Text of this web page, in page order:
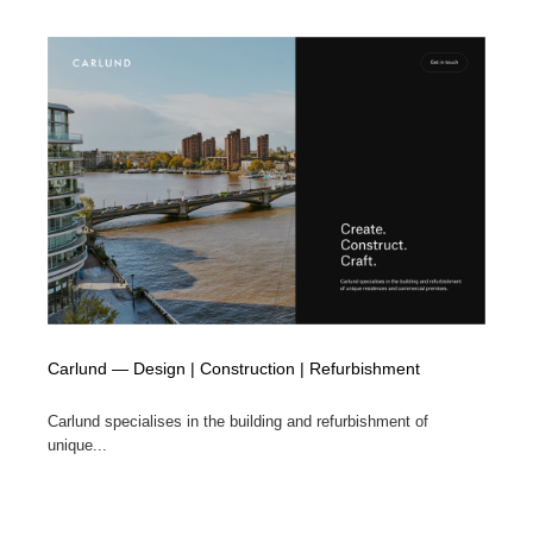
Carlund — Design | Construction | Refurbishment
Carlund specialises in the building and refurbishment of
unique...